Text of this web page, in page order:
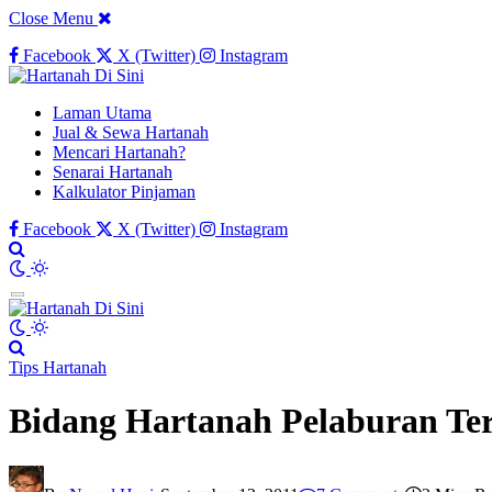
Close Menu
Facebook
X (Twitter) Instagram
Laman Utama
Jual & Sewa Hartanah
Mencari Hartanah?
Senarai Hartanah
Kalkulator Pinjaman
Facebook
X (Twitter) Instagram
Tips Hartanah
Bidang Hartanah Pelaburan